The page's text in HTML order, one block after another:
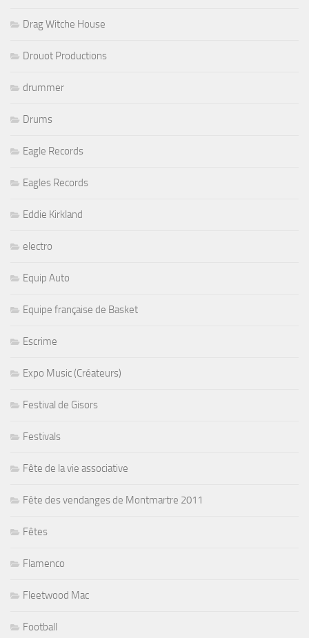
Drag Witche House
Drouot Productions
drummer
Drums
Eagle Records
Eagles Records
Eddie Kirkland
electro
Equip Auto
Equipe française de Basket
Escrime
Expo Music (Créateurs)
Festival de Gisors
Festivals
Fête de la vie associative
Fête des vendanges de Montmartre 2011
Fêtes
Flamenco
Fleetwood Mac
Football